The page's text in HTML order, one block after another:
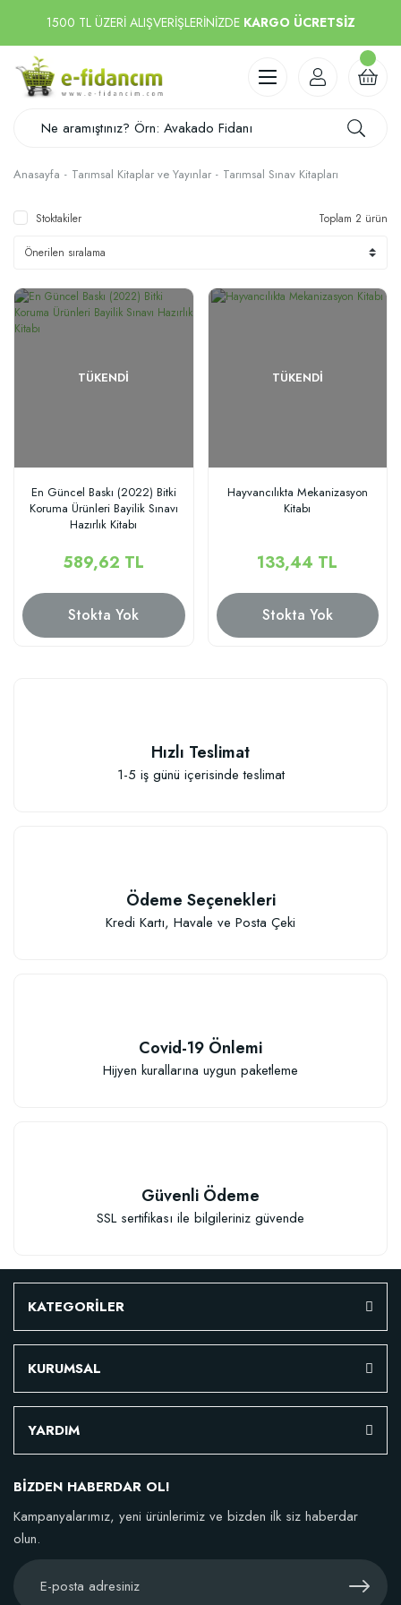
1500 TL ÜZERİ ALIŞVERİŞLERİNİZDE KARGO ÜCRETSİZ
Anasayfa Tarımsal Kitaplar ve Yayınlar Tarımsal Sınav Kitapları
Stoktakiler Toplam 2 ürün
TÜKENDI
En Güncel Baskı (2022) Bitki
Koruma Ürünleri Bayilik Sınavı
Hazırlık Kitabı
589,62 TL
Stokta Yok
TÜKENDI
Hayvancılıkta Mekanizasyon
Kitabı
133,44 TL
Stokta Yok
Hızlı Teslimat
1-5 iş günü içerisinde teslimat
Ödeme Seçenekleri
Kredi Kartı, Havale ve Posta Çeki
Covid-19 Önlemi
Hijyen kurallarına uygun paketleme
Güvenli Ödeme
SSL sertifikası ile bilgileriniz güvende
KATEGORİLER
KURUMSAL
YARDIM
BİZDEN HABERDAR OL!
Kampanyalarımız, yeni ürünlerimiz ve bizden ilk siz haberdar
olun.